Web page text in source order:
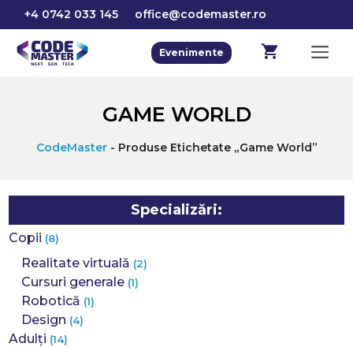
la
conținut
+4 0742 033 145 office@codemaster.ro
Evenimente
GAME WORLD
CodeMaster- Produse Etichetate „game World”
Specializări:
Copii (8)
Realitate virtuală (2)
Cursuri generale (1)
Robotică (1)
Design (4)
Adulți (14)